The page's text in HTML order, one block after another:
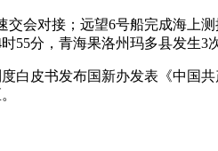
会对接；远望6号船完成海上
55分，青海果洛州玛多县发生3
白皮书发布国新办发表《中国